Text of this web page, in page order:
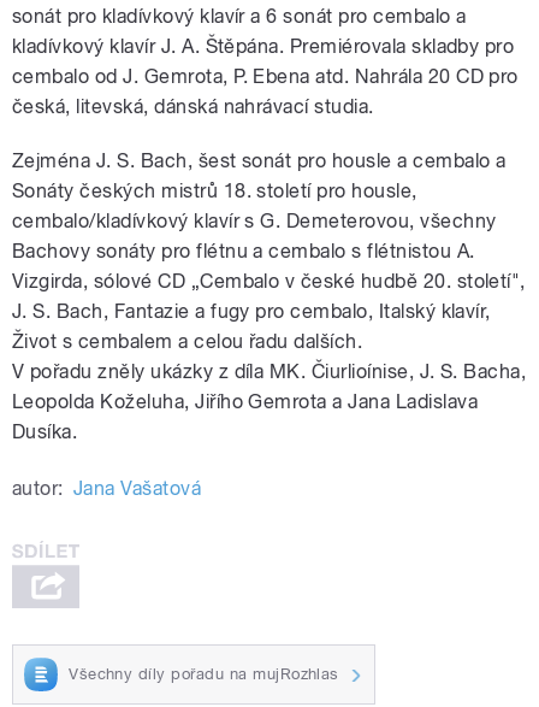
sonát pro kladívkový klavír a 6 sonát pro cembalo a
kladívkový klavír J. A. Štěpána. Premiérovala skladby pro
cembalo od J. Gemrota, P. Ebena atd. Nahrála 20 CD pro
česká, litevská, dánská nahrávací studia.
Zejména J. S. Bach, šest sonát pro housle a cembalo a
Sonáty českých mistrů 18. století pro housle,
cembalo/kladívkový klavír s G. Demeterovou, všechny
Bachovy sonáty pro flétnu a cembalo s flétnistou A.
Vizgirda, sólové CD „Cembalo v české hudbě 20. století",
J. S. Bach, Fantazie a fugy pro cembalo, Italský klavír,
Život s cembalem a celou řadu dalších.
V pořadu zněly ukázky z díla MK. Čiurlioínise, J. S. Bacha,
Leopolda Koželuha, Jiřího Gemrota a Jana Ladislava
Dusíka.
autor: Jana Vašatová
Všechny díly pořadu na mujRozhlas